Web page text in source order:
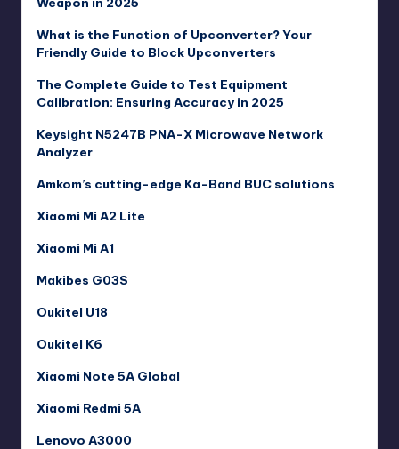
What is the Function of Upconverter? Your
Friendly Guide to Block Upconverters
The Complete Guide to Test Equipment
Calibration: Ensuring Accuracy in 2025
Keysight N5247B PNA-X Microwave Network
Analyzer
Amkom’s cutting-edge Ka-Band BUC solutions
Xiaomi Mi A2 Lite
Xiaomi Mi A1
Makibes G03S
Oukitel U18
Oukitel K6
Xiaomi Note 5A Global
Xiaomi Redmi 5A
Lenovo A3000